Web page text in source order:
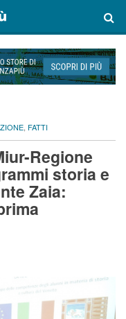
, FATTI
Regione
storia e
Zaia: